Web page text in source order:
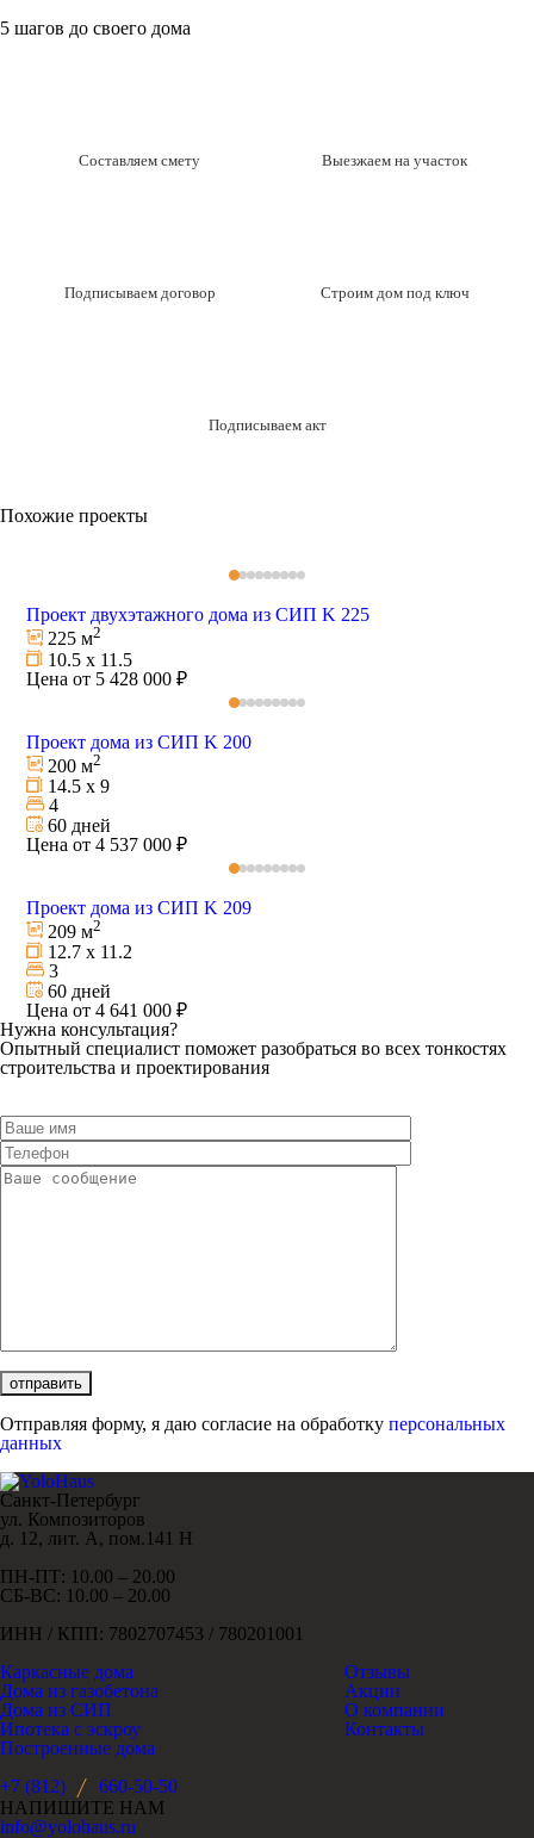
5 шагов до своего дома
Составляем смету Выезжаем на участок
Подписываем договор Строим дом под ключ
Подписываем акт
Похожие проекты
Проект двухэтажного дома из СИП K 225
225 м2
10.5 х 11.5
Цена от 5 428 000 ₽
Проект дома из СИП K 200
200 м2
14.5 х 9
4
60 дней
Цена от 4 537 000 ₽
Проект дома из СИП K 209
209 м2
12.7 х 11.2
3
60 дней
Цена от 4 641 000 ₽
Нужна консультация?
Опытный специалист поможет разобраться во всех тонкостях
строительства и проектирования
Отправляя форму, я даю согласие на обработку персональных
данных
Санкт-Петербург
ул. Композиторов
д. 12, лит. А, пом.141 Н
ПН-ПТ: 10.00 – 20.00
СБ-ВС: 10.00 – 20.00
ИНН / КПП: 7802707453 / 780201001
Каркасные дома
Дома из газобетона
Дома из СИП
Ипотека с эскроу
Построенные дома
Отзывы
Акции
О компании
Контакты
+7 (812)
660-50-50
НАПИШИТЕ НАМ
info@yolohaus.ru